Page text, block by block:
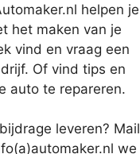
helpen je
het maken van je
vind en vraag een
Of vind tips en
auto te repareren.
leveren? Mail
we